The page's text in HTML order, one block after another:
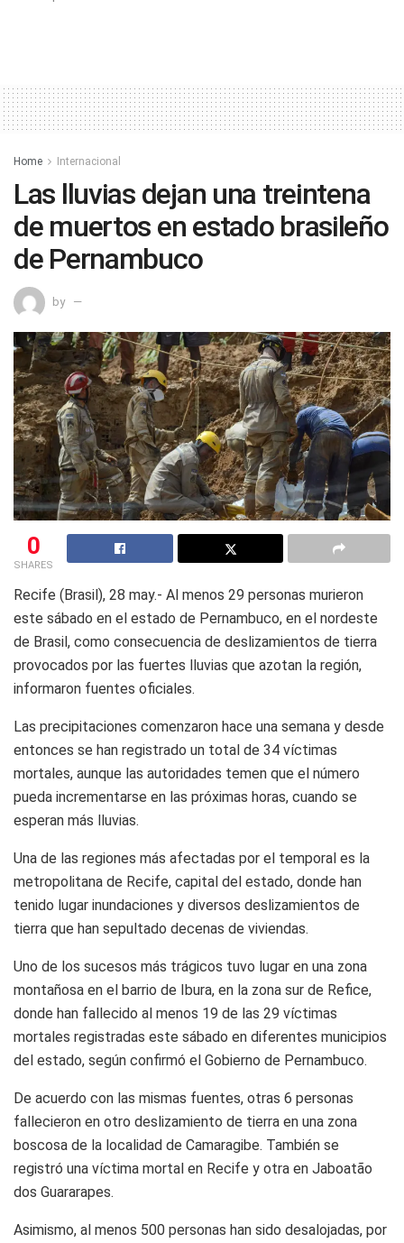
Home Internacional
Las lluvias dejan una treintena
de muertos en estado brasileño
de Pernambuco
by
0
SHARES
Recife (Brasil), 28 may.- Al menos 29 personas murieron
este sábado en el estado de Pernambuco, en el nordeste
de Brasil, como consecuencia de deslizamientos de tierra
provocados por las fuertes lluvias que azotan la región,
informaron fuentes oficiales.
Las precipitaciones comenzaron hace una semana y desde
entonces se han registrado un total de 34 víctimas
mortales, aunque las autoridades temen que el número
pueda incrementarse en las próximas horas, cuando se
esperan más lluvias.
Una de las regiones más afectadas por el temporal es la
metropolitana de Recife, capital del estado, donde han
tenido lugar inundaciones y diversos deslizamientos de
tierra que han sepultado decenas de viviendas.
Uno de los sucesos más trágicos tuvo lugar en una zona
montañosa en el barrio de Ibura, en la zona sur de Refice,
donde han fallecido al menos 19 de las 29 víctimas
mortales registradas este sábado en diferentes municipios
del estado, según confirmó el Gobierno de Pernambuco.
De acuerdo con las mismas fuentes, otras 6 personas
fallecieron en otro deslizamiento de tierra en una zona
boscosa de la localidad de Camaragibe. También se
registró una víctima mortal en Recife y otra en Jaboatão
dos Guararapes.
Asimismo, al menos 500 personas han sido desalojadas, por